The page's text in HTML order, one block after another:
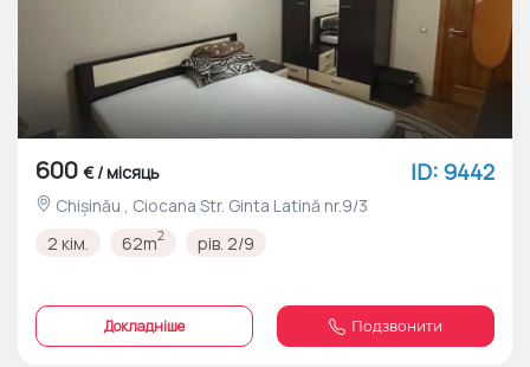
600 € / місяць ID: 9442
Chișinău , Ciocana Str. Ginta Latină nr.9/3
2 кім.
62m2 рів. 2/9
Докладніше Подзвонити